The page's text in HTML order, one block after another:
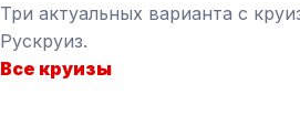
Три актуальных варианта с
Рускруиз.
Все круизы